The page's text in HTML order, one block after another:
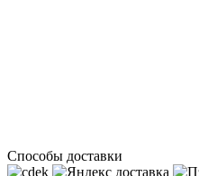
Способы доставки